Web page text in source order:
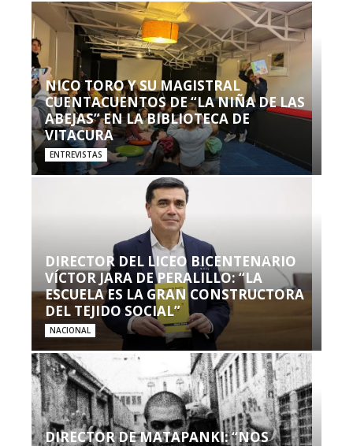
NICO TORO Y SU MAGISTRAL
CUENTACUENTOS DE “LA NIÑA DE LAS
ABEJAS” EN LA BIBLIOTECA DE
VITACURA
ENTREVISTAS
DIRECTOR DEL LICEO BICENTENARIO
VÍCTOR JARA DE PERALILLO: “LA
ESCUELA ES LA GRAN CONSTRUCTORA
DEL TEJIDO SOCIAL”
NACIONAL
DIRECTOR DE MATAPANKI: “NOS